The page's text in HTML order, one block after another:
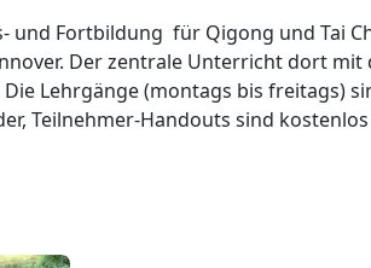
Fortbildung für Qigong und Tai
Der zentrale Unterricht dort mit
Lehrgänge (montags bis freitags)
Teilnehmer-Handouts sind